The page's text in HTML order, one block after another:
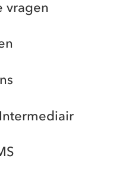
vragen